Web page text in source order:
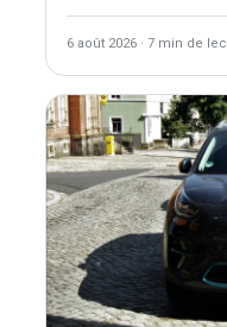
6 août 2026 · 7 min de